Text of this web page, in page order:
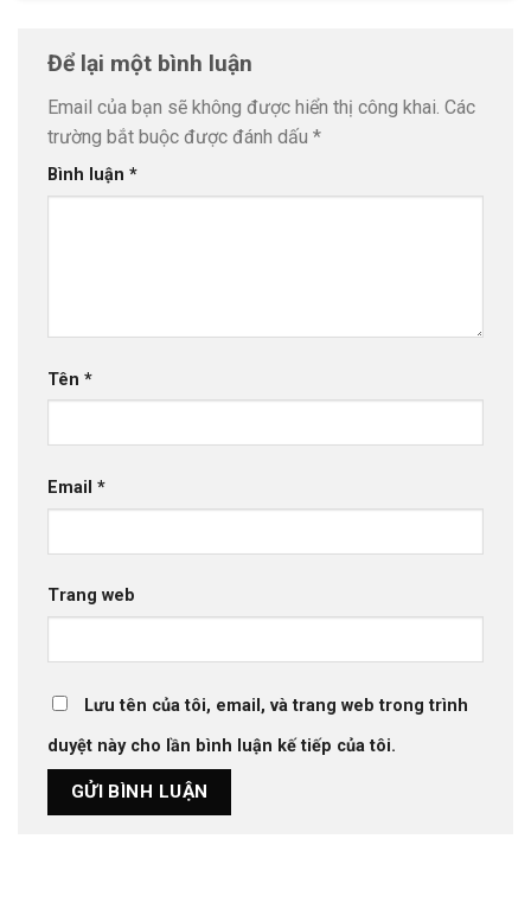
Để lại một bình luận
Email của bạn sẽ không được hiển thị công khai. Các
trường bắt buộc được đánh dấu *
Bình luận *
Tên *
Email *
Trang web
Lưu tên của tôi, email, và trang web trong trình
duyệt này cho lần bình luận kế tiếp của tôi.